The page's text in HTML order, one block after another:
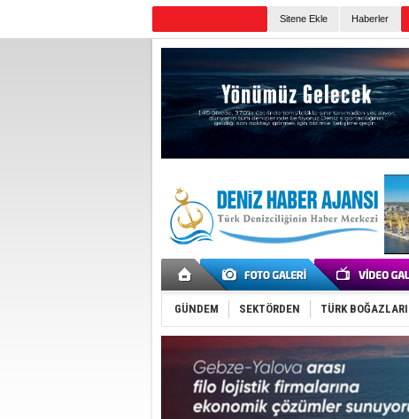
Sitene Ekle Haberler
GÜNDEM SEKTÖRDEN TÜRK BOĞAZLARI